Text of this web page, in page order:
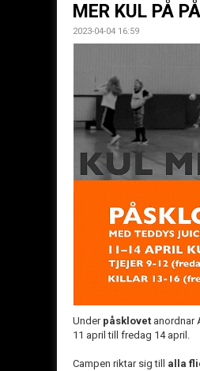
MER KUL PÅ
2023-04-04 16:59
Under påsklovet anordnar
11 april till fredag 14 april.
Campen riktar sig till alla